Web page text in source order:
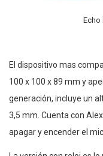
Echo
El dispositivo mas
100 x 100 x 89 mm y
generación, incluye un
3,5 mm. Cuenta con
apagar y encender el